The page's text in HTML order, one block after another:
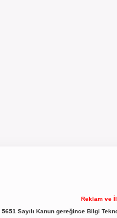
Reklam ve
Sayılı Kanun gereğince Bilgi